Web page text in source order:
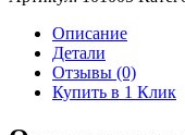
Описание
Детали
Отзывы (0)
Купить в 1 Клик